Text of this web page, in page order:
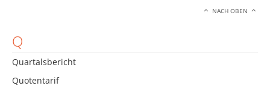
NACH OBEN
Q
Quartalsbericht
Quotentarif